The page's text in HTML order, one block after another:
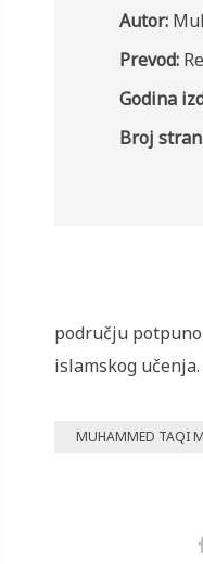
Autor:
Prevod:
Godina
Broj
području
islamskog učenja.
MUHAMMED TAQI